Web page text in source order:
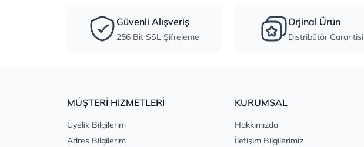
Güvenli Alışveriş
256 Bit SSL Şifreleme
Orjinal Ürün
Distribütör Garantisi
MÜŞTERİ HİZMETLERİ
Üyelik Bilgilerim
Adres Bilgilerim
KURUMSAL
Hakkımızda
İletişim Bilgilerimiz